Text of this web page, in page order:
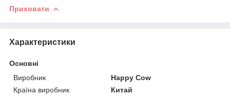
Приховати
Характеристики
Основні
Виробник
Happy Cow
Країна виробник
Китай